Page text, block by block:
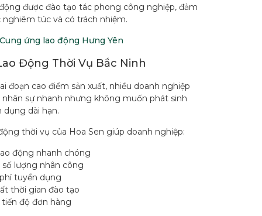
được đào tạo tác phong công nghiệp, đảm
nghiêm túc và có trách nhiệm.
Cung ứng lao động Hưng Yên
Động Thời Vụ Bắc Ninh
đoạn cao điểm sản xuất, nhiều doanh nghiệp
nhân sự nhanh nhưng không muốn phát sinh
dụng dài hạn.
thời vụ của Hoa Sen giúp doanh nghiệp:
động nhanh chóng
lượng nhân công
tuyển dụng
thời gian đào tạo
độ đơn hàng